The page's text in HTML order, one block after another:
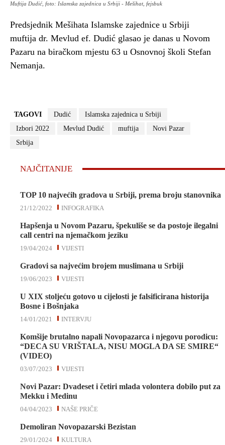
Muftija Dudić, foto: Islamska zajednica u Srbiji - Mešihat, fejsbuk
Predsjednik Mešihata Islamske zajednice u Srbiji
muftija dr. Mevlud ef. Dudić glasao je danas u Novom
Pazaru na biračkom mjestu 63 u Osnovnoj školi Stefan
Nemanja.
TAGOVI Dudić
Islamska zajednica u Srbiji
Izbori 2022
Mevlud Dudić muftija
Novi Pazar
Srbija
NAJČITANIJE
TOP 10 najvećih gradova u Srbiji, prema broju stanovnika
INFOGRAFIKA
21/12/2022
Hapšenja u Novom Pazaru, špekuliše se da postoje ilegalni
call centri na njemačkom jeziku
VIJESTI
19/04/2024
Gradovi sa najvećim brojem muslimana u Srbiji
VIJESTI
19/06/2023
U XIX stoljeću gotovo u cijelosti je falsificirana historija
Bosne i Bošnjaka
INTERVJU
14/01/2021
Komšije brutalno napali Novopazarca i njegovu porodicu:
“DECA SU VRIŠTALA, NISU MOGLA DA SE SMIRE“
(VIDEO)
VIJESTI
03/07/2023
Novi Pazar: Dvadeset i četiri mlada volontera dobilo put za
Mekku i Medinu
NAŠE PRIČE
04/04/2023
Demoliran Novopazarski Bezistan
KULTURA
29/01/2024